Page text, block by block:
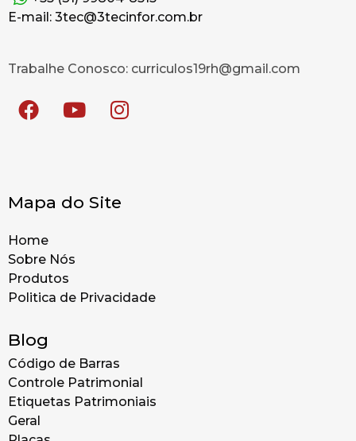
E-mail: 3tec@3tecinfor.com.br
Trabalhe Conosco: curriculos19rh@gmail.com
Mapa do Site
Home
Sobre Nós
Produtos
Politica de Privacidade
Blog
Código de Barras
Controle Patrimonial
Etiquetas Patrimoniais
Geral